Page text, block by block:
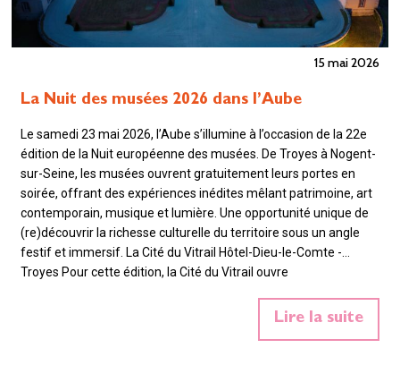
15 mai 2026
La Nuit des musées 2026 dans l’Aube
Le samedi 23 mai 2026, l’Aube s’illumine à l’occasion de la 22e
édition de la Nuit européenne des musées. De Troyes à Nogent-
sur-Seine, les musées ouvrent gratuitement leurs portes en
soirée, offrant des expériences inédites mêlant patrimoine, art
contemporain, musique et lumière. Une opportunité unique de
(re)découvrir la richesse culturelle du territoire sous un angle
festif et immersif. La Cité du Vitrail Hôtel-Dieu-le-Comte -
Troyes Pour cette édition, la Cité du Vitrail ouvre
expérience inédite autour de la lumière et des couleurs. Dans
Lire la suite